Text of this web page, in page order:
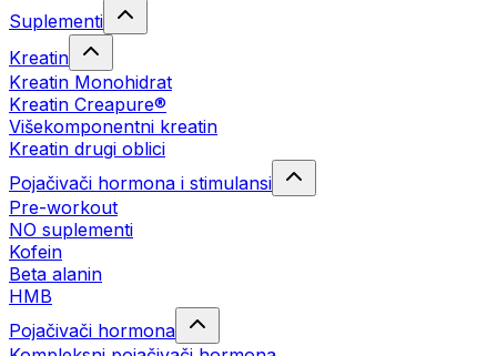
Suplementi
Kreatin
Kreatin Monohidrat
Kreatin Creapure®
Višekomponentni kreatin
Kreatin drugi oblici
Pojačivači hormona i stimulansi
Pre-workout
NO suplementi
Kofein
Beta alanin
HMB
Pojačivači hormona